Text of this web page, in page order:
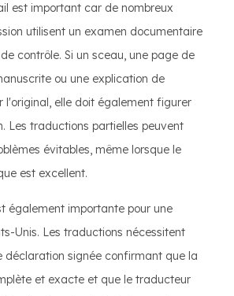
est important car de nombreux
utilisent un examen documentaire
contrôle. Si un sceau, une page de
ou une explication de
l'original, elle doit également figurer
Les traductions partielles peuvent
évitables, même lorsque le
est excellent.
également importante pour une
Unis. Les traductions nécessitent
déclaration signée confirmant que la
et exacte et que le traducteur